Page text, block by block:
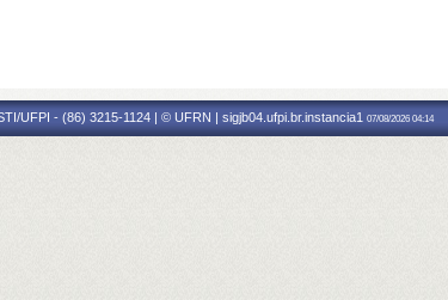
UFPI - (86) 3215-1124 | © UFRN | sigjb04.ufpi.br.instancia1 07/08/2026 04:14